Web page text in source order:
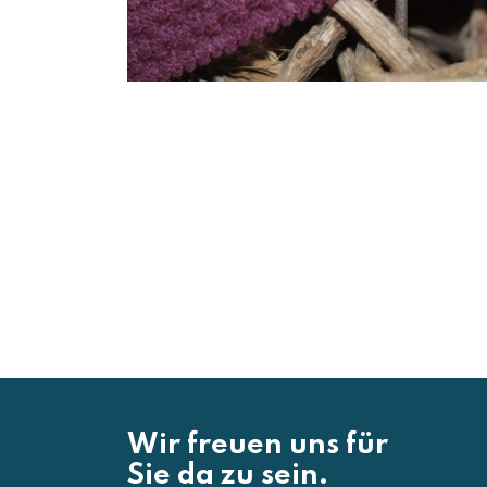
Wir freuen uns für
Sie da zu sein.